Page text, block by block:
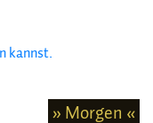
kannst.
» Morgen «